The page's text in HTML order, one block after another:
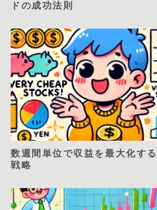
ドの成功法則
数週間単位で収益を最大化す
戦略